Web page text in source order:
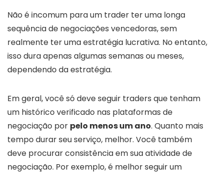
Não é incomum para um trader ter uma longa
sequência de negociações vencedoras, sem
realmente ter uma estratégia lucrativa. No entanto,
isso dura apenas algumas semanas ou meses,
dependendo da estratégia.
Em geral, você só deve seguir traders que tenham
um histórico verificado nas plataformas de
negociação por pelo menos um ano. Quanto mais
tempo durar seu serviço, melhor. Você também
deve procurar consistência em sua atividade de
negociação. Por exemplo, é melhor seguir um